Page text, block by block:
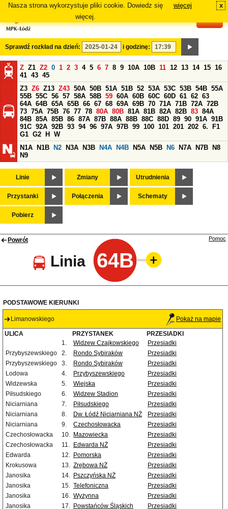
Nasza strona wykorzystuje pliki cookie. Dowiedz się
więcej.
więcej x
Sprawdź rozkład na dzień: i godzinę:
Z Z1 Z2 0 1 2 3 4 5 6 7 8 9 10A 10B 11 12 13 14 15 16
41 43 45
Z3 Z6 Z13 Z43 50A 50B 51A 51B 52 53A 53C 53B 54B 55A
55B 55C 56 57 58A 58B 59 60A 60B 60C 60D 61 62 63
64A 64B 65A 65B 66 67 68 69A 69B 70 71A 71B 72A 72B
73 75A 75B 76 77 78 80A 80B 81A 81B 82A 82B 83 84A
84B 85A 85B 86 87A 87B 88A 88B 88C 88D 89 90 91A 91B
91C 92A 92B 93 94 96 97A 97B 99 100 101 201 202 6.
F1
G1 G2 H
W
N1A
N1B N2 N3A N3B N4A N4B N5A N5B N6 N7A N7B
N8
N9
Linie Zmiany Utrudnienia
Przystanki Połączenia Schematy
Pobierz
Powrót
Linia 64B
Pomoc
PODSTAWOWE KIERUNKI
Limanowskiego Pokaż na mapie
ULICA PRZYSTANEK
PRZESIADKI
1.
Widzew Czajkowskiego
Przesiadki
Przybyszewskiego
2. Rondo Sybiraków
Przesiadki
Przybyszewskiego
3. Rondo Sybiraków
Przesiadki
Lodowa
4. Przybyszewskiego
Przesiadki
Widzewska
5. Wiejska
Przesiadki
Piłsudskiego
6. Widzew Stadion
Przesiadki
Niciarniana
7. Piłsudskiego
Przesiadki
Niciarniana
8. Dw. Łódź Niciarniana NŻ
Przesiadki
Niciarniana
9. Czechosłowacka
Przesiadki
Czechosłowacka
10. Mazowiecka
Przesiadki
Czechosłowacka
11. Edwarda NŻ
Przesiadki
Edwarda
12. Pomorska
Przesiadki
Krokusowa
13. Zrębowa NŻ
Przesiadki
Janosika
14. Pszczyńska NŻ
Przesiadki
Janosika
15. Telefoniczna
Przesiadki
Janosika
16. Wyżynna
Przesiadki
Janosika
17. Powstańców Śląskich
Przesiadki